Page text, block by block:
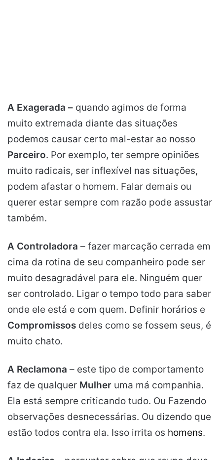
A Exagerada – quando agimos de forma
muito extremada diante das situações
podemos causar certo mal-estar ao nosso
Parceiro. Por exemplo, ter sempre opiniões
muito radicais, ser inflexível nas situações,
podem afastar o homem. Falar demais ou
querer estar sempre com razão pode assustar
também.
A Controladora – fazer marcação cerrada em
cima da rotina de seu companheiro pode ser
muito desagradável para ele. Ninguém quer
ser controlado. Ligar o tempo todo para saber
onde ele está e com quem. Definir horários e
Compromissos deles como se fossem seus, é
muito chato.
A Reclamona – este tipo de comportamento
faz de qualquer Mulher uma má companhia.
Ela está sempre criticando tudo. Ou Fazendo
observações desnecessárias. Ou dizendo que
estão todos contra ela. Isso irrita os homens.